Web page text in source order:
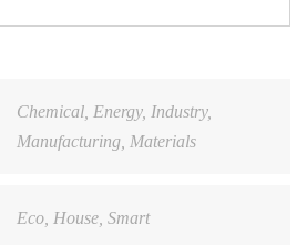
Chemical Energy, Industry,
Manufacturing Materials
Eco House Smart